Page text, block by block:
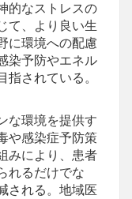
的なストレスの
て、より良い生
に環境への配慮
染予防やエネル
されている。
な環境を提供す
や感染症予防策
みにより、患者
れるだけでな
される。地域医